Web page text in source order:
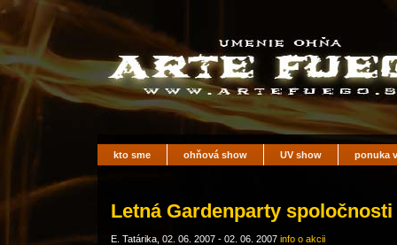
kto sme ohňová show UV show ponuka
Letná Gardenparty
E. Tatárika, 02. 06. 2007 - 02. 06. 2007 info o akcii